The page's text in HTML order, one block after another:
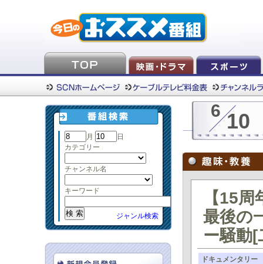
月
日
カテゴリー
チャンネル名
キーワード
ジャンル検索
6 10
【15
最後の
ー騒動[
ドキュメンタリー